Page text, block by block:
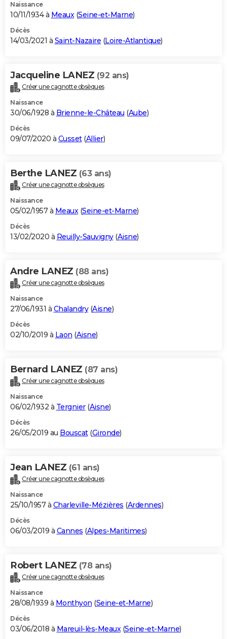
Naissance
10/11/1934 à Meaux(Seine-et-Marne)
Décès
14/03/2021 à Saint-Nazaire (Loire-Atlantique)
Jacqueline LANEZ (92 ans)
Créer une cagnotte obsèques
Naissance
30/06/1928 à Brienne-le-Château (Aube)
Décès
09/07/2020 à Cusset(Allier)
Berthe LANEZ (63 ans)
Créer une cagnotte obsèques
Naissance
05/02/1957 à Meaux(Seine-et-Marne)
Décès
13/02/2020 à Reuilly-Sauvigny(Aisne)
Andre LANEZ (88 ans)
Créer une cagnotte obsèques
Naissance
27/06/1931 à Chalandry(Aisne)
Décès
02/10/2019 à Laon (Aisne)
Bernard LANEZ (87 ans)
Créer une cagnotte obsèques
Naissance
06/02/1932 à Tergnier(Aisne)
Décès
26/05/2019 au Bouscat(Gironde)
Jean LANEZ (61 ans)
Créer une cagnotte obsèques
Naissance
25/10/1957 à Charleville-Mézières (Ardennes)
Décès
06/03/2019 à Cannes (Alpes-Maritimes)
Robert LANEZ (78 ans)
Créer une cagnotte obsèques
Naissance
28/08/1939 à Monthyon (Seine-et-Marne)
Décès
03/06/2018 à Mareuil-lès-Meaux(Seine-et-Marne)